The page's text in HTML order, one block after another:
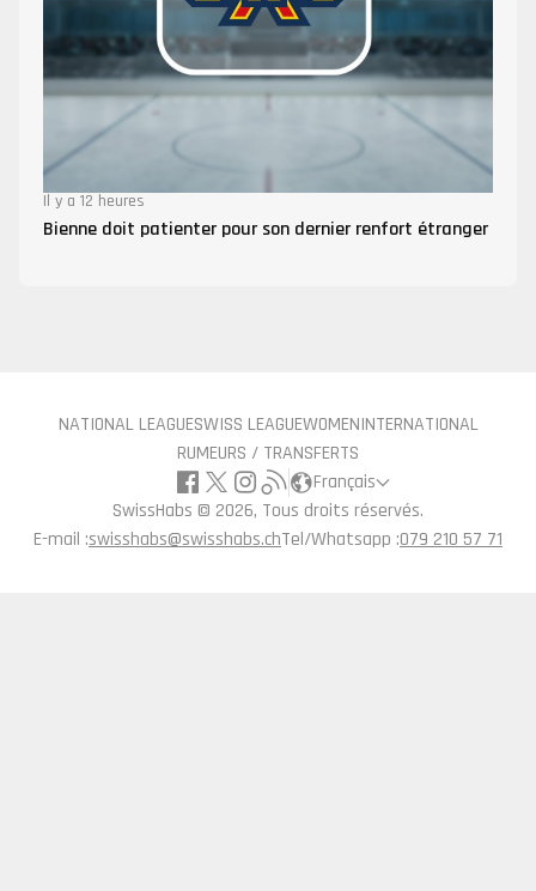
Il y a 12 heures
Bienne doit patienter pour son dernier renfort étranger
NATIONAL LEAGUESWISS LEAGUEWOMENINTERNATIONAL
RUMEURS / TRANSFERTS
Français
SwissHabs © 2026, Tous droits réservés.
E-mail :swisshabs@swisshabs.chTel/Whatsapp :079 210 57 71